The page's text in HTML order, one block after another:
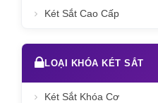
Két Sắt Cao Cấp
LOẠI KHÓA KÉT SẮT
Két Sắt Khóa Cơ